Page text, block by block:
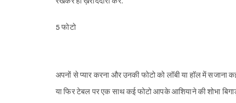
5 फोटो
अपनों से प्यार करना और उनकी फोटो को लॉबी या हॉल में
या फिर टेबल पर एक साथ कई फोटो आपके आशियाने की शोभा